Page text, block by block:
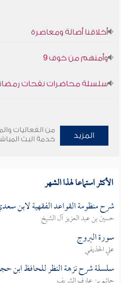
أخلاقنا أصالة ومعاصرة
وأمنهم من خوف 9
سلسلة محاضرات نفحات رمضانية
المزيد
من الفعاليات
خدمة البث
الأكثر استماعا لهذا الشهر
شرح منظومة القواعد الفقهية لابن
حسين بن عبد العزيز آل الشيخ
سورة البروج
علي الحذيفي
سلسلة شرح نزهة النظر للحافظ ابن حجر